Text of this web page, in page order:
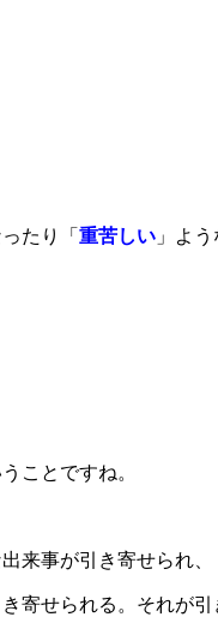
たり「 重苦しい 」よ
ことですね。
来事が引き寄せられ、
寄せられる。それが引